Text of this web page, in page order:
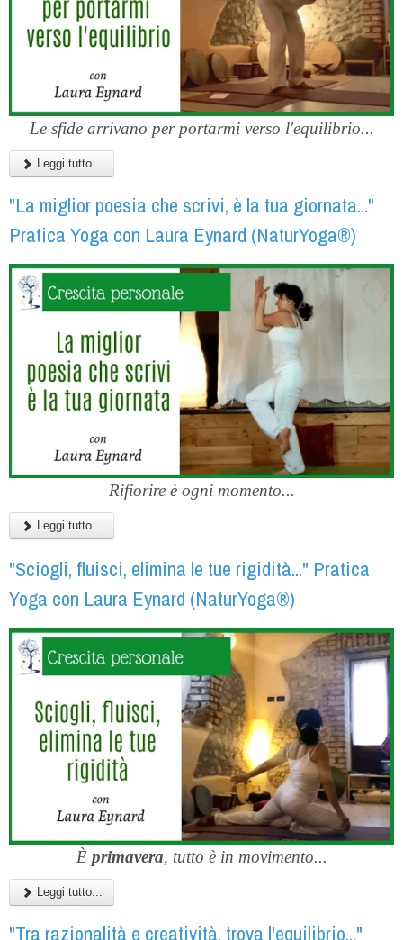
Le sfide arrivano per portarmi verso l'equilibrio...
Leggi tutto...
"La miglior poesia che scrivi, è la tua giornata..."
Pratica Yoga con Laura Eynard (NaturYoga®)
Rifiorire è ogni momento...
Leggi tutto...
"Sciogli, fluisci, elimina le tue rigidità..." Pratica
Yoga con Laura Eynard (NaturYoga®)
È primavera, tutto è in movimento...
Leggi tutto...
"Tra razionalità e creatività, trova l'equilibrio..."